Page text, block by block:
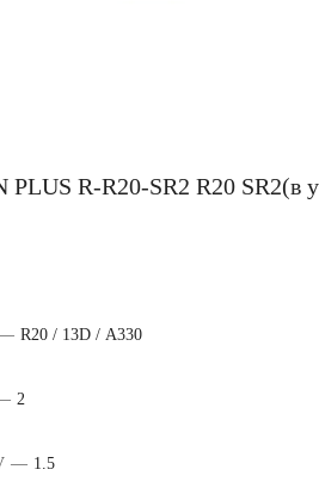
PLUS R-R20-SR2 R20 SR2(в
R20 / 13D / А330
2
— 1.5